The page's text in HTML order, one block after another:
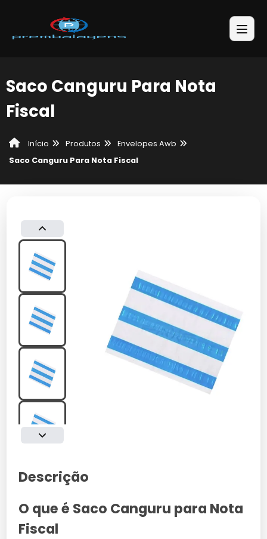
Saco Canguru Para Nota
Fiscal
Início Produtos
Envelopes Awb
Saco Canguru Para Nota Fiscal
Descrição
O que é Saco Canguru para Nota
Fiscal